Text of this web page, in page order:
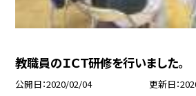
教職員のＩＣＴ研修を行いました。
公開日 2020/02/04 更新日